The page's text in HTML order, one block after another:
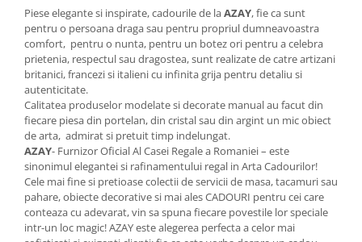
RAME SI ALBUME FOTO
CARAFE
FRUCTIERE ARGINTATE
ACCESORII PENTRU BĂRBAȚI
ACCESORII PENTRU BIROU
BOLURI DECO
AROME DE INTERIOR
TEXTILE
BIJUTERII
ARANJAMENTE FLORALE
PERNE
KHAZARD OR &AMP; PLATINE
JASPER CONRAN PLATINUM
CHINOISERIE GREEN
100 YEARS
BLANC SUR BLANC
GROSGRAIN
LACE GOLD
LACE PLATINUM
EQUESTRIA
POLKA BLUE
CHEEKY PINK
NETTARE DI VINO
NOTTE DI STELLE
PLINIO
YOUNG
VIP
PIUME
AURIS
BOTANIC GARDEN
STELLA
LOVE KNOTS SILVER
WITH LOVE SILVER
WITH LOVE BLACK
WITH LOVE WHITE
INFINITY
WISH
LOVE KNOTS GOLD
WITH LOVE NOUVEAU
WITH LOVE GOLD
Piese elegante si inspirate, cadourile de laAZAY, fie ca sunt
pentru o persoana draga sau pentru propriul dumneavoastra
comfort, pentru o nunta, pentru un botez ori pentru a celebra
prietenia, respectul sau dragostea, sunt realizate de catre artizani
britanici, francezi si italieni cu infinita grija pentru detaliu si
autenticitate.
Calitatea produselor modelate si decorate manual au facut din
fiecare piesa din portelan, din cristal sau din argint un mic obiect
de arta, admirat si pretuit timp indelungat.
AZAY- Furnizor Oficial Al Casei Regale a Romaniei – este
sinonimul elegantei si rafinamentului regal in Arta Cadourilor!
Cele mai fine si pretioase colectii de servicii de masa, tacamuri sau
pahare, obiecte decorative si mai ales CADOURI pentru cei care
conteaza cu adevarat, vin sa spuna fiecare povestile lor speciale
intr-un loc magic! AZAY este alegerea perfecta a celor mai